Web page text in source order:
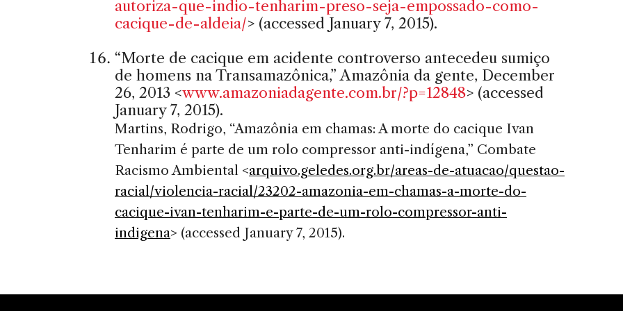
autoriza-que-indio-tenharim-preso-seja-empossado-como-
cacique-de-aldeia/> (accessed January 7, 2015).
“Morte de cacique em acidente controverso antecedeu sumiço
de homens na Transamazônica,” Amazônia da gente, December
26, 2013 <www.amazoniadagente.com.br/?p=12848> (accessed
January 7, 2015).
Martins, Rodrigo, “Amazônia em chamas: A morte do cacique Ivan
Tenharim é parte de um rolo compressor anti-indígena,” Combate
Racismo Ambiental <arquivo.geledes.org.br/areas-de-atuacao/questao-
racial/violencia-racial/23202-amazonia-em-chamas-a-morte-do-
cacique-ivan-tenharim-e-parte-de-um-rolo-compressor-anti-
indigena> (accessed January 7, 2015).